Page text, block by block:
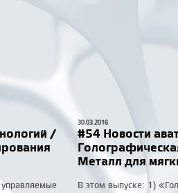
/
30.03.2016
#54 Новости
Металл для
В этом выпуске: 1)